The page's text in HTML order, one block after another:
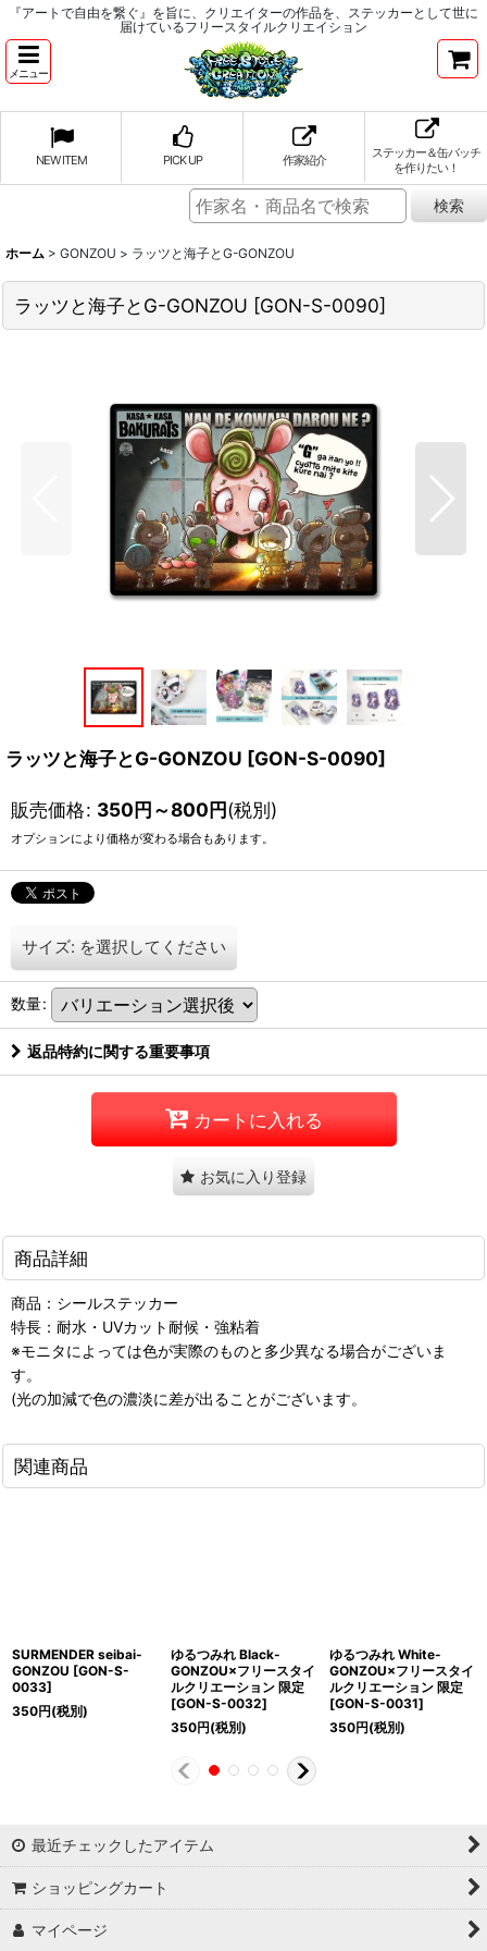
『アートで自由を繋ぐ』を旨に、クリエイターの作品を、ステッカーとして世に
届けているフリースタイルクリエイション
メニュー
NEW ITEM PICK UP 作家紹介
ステッカー＆缶バッチ
を作りたい！
ホーム > GONZOU > ラッツと海子とG-GONZOU
ラッツと海子とG-GONZOU [GON-S-0090]
ラッツと海子とG-GONZOU [GON-S-0090]
販売価格: 350円～800円(税別)
オプションにより価格が変わる場合もあります。
サイズ: を選択してください
数量:
返品特約に関する重要事項
カートに入れる
お気に入り登録
商品詳細
商品：シールステッカー
特長：耐水・UVカット耐候・強粘着
※モニタによっては色が実際のものと多少異なる場合がございま
す。
(光の加減で色の濃淡に差が出ることがございます。
関連商品
SURMENDER seibai-
GONZOU [GON-S-
0033]
350円(税別)
ゆるつみれ Black-
GONZOU×フリースタイ
ルクリエーション 限定
[GON-S-0032]
350円(税別)
ゆるつみれ White-
GONZOU×フリースタイ
ルクリエーション 限定
[GON-S-0031]
350円(税別)
最近チェックしたアイテム
ショッピングカート
マイページ